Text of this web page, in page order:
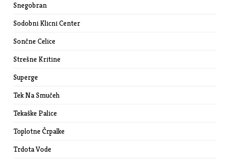
Snegobran
Sodobni Klicni Center
Sončne Celice
Strešne Kritine
Superge
Tek Na Smučeh
Tekaške Palice
Toplotne Črpalke
Trdota Vode